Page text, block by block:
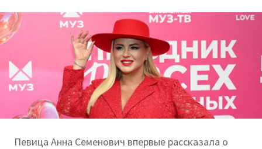
Певица Анна Семенович впервые рассказала о